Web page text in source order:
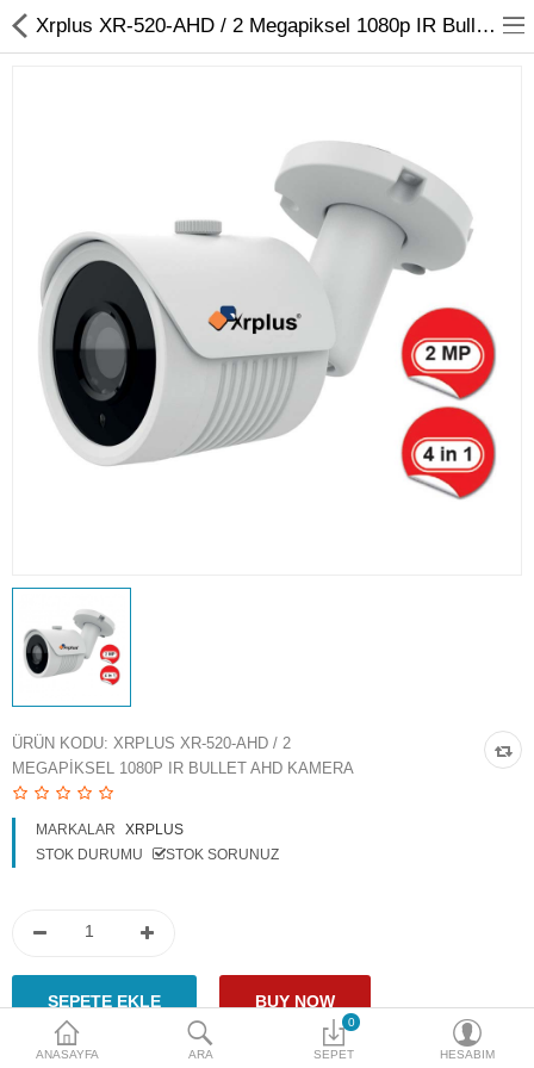
Kayıt Cihazları
Mobil Ürünler
Hırsız Alarm Sistemleri
Yangın Alarm Sistemleri
PDKS Sistemleri
Aksesuarlar
Plaka Tanıma Sistemi
Ürün Güvenlik Sistemleri
Para Birimi
ANASAYFA ARA
0
SEPET HESABIM
Xrplus XR-520-AHD / 2 Megapiksel 1080p IR Bullet AHD Kamera
ÜRÜN KODU: XRPLUS XR-520-AHD / 2
MEGAPIKSEL 1080P IR BULLET AHD KAMERA
MARKALAR
XRPLUS
STOK DURUMU
STOK SORUNUZ